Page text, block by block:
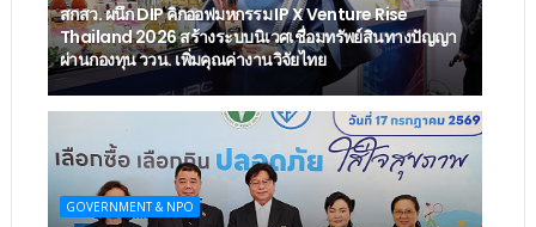
สกสว. ผนึก DIP คิกออฟมหกรรม IP X Venture Rise
Thailand 2026 สร้างระบบนิเวศเชื่อมทรัพย์สินทางปัญญา
ผ่านกองทุน ววน. เพิ่มคุณค่างานวิจัยไทย
GOVERNMENT & NPO